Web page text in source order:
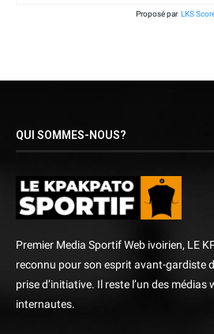
Proposé par LKS
QUI SOMMES-NOUS?
Premier Media Sportif Web ivoirien, LE
reconnu pour son esprit avant-gardiste
prise d’initiative. Il reste l’un des médias
internautes.